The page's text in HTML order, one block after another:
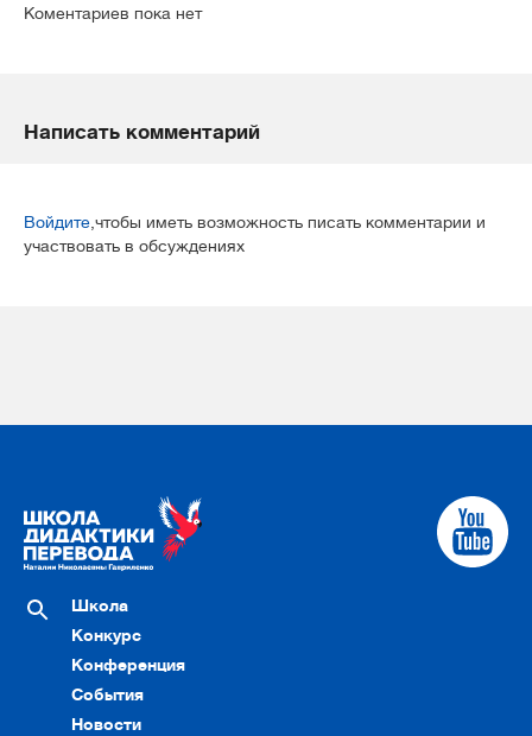
Коментариев пока нет
Написать комментарий
Войдите ,чтобы иметь возможность писать комментарии и
участвовать в обсуждениях
Школа
Конкурс
Конференция
События
Новости